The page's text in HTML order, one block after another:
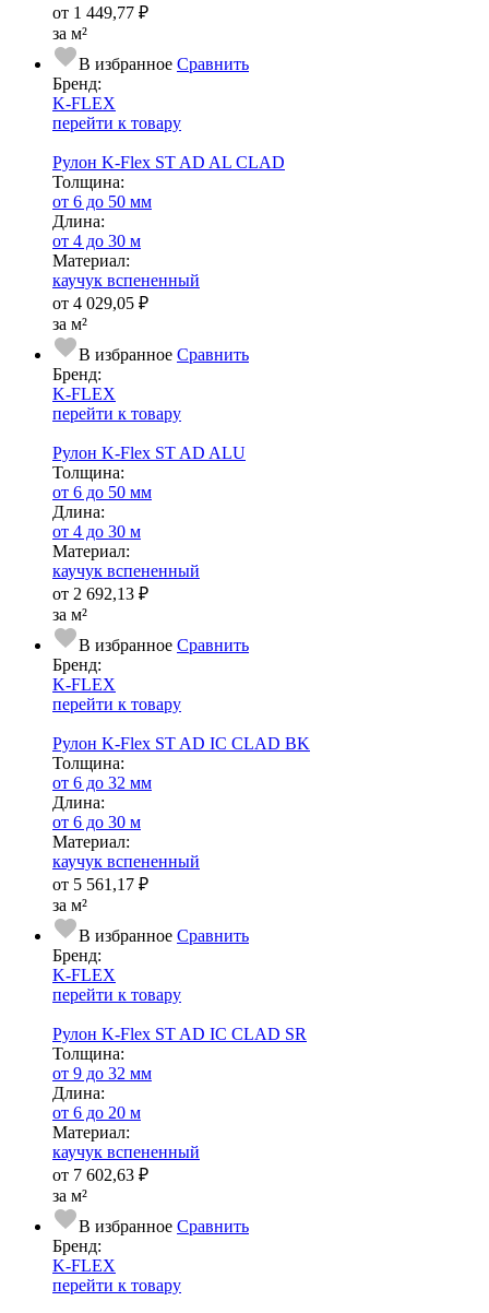
от 1 449,77 ₽
за м²
В избранное Сравнить
Бренд:
K-FLEX
перейти к товару
Рулон K-Flex ST AD AL CLAD
Тол­щи­на:
от 6 до 50 мм
Длина:
от 4 до 30 м
Ма­­те­­ри­­ал:
каучук вспененный
от 4 029,05 ₽
за м²
В избранное Сравнить
Бренд:
K-FLEX
перейти к товару
Рулон K-Flex ST AD ALU
Тол­щи­на:
от 6 до 50 мм
Длина:
от 4 до 30 м
Ма­­те­­ри­­ал:
каучук вспененный
от 2 692,13 ₽
за м²
В избранное Сравнить
Бренд:
K-FLEX
перейти к товару
Рулон K-Flex ST AD IC CLAD BK
Тол­щи­на:
от 6 до 32 мм
Длина:
от 6 до 30 м
Ма­­те­­ри­­ал:
каучук вспененный
от 5 561,17 ₽
за м²
В избранное Сравнить
Бренд:
K-FLEX
перейти к товару
Рулон K-Flex ST AD IC CLAD SR
Тол­щи­на:
от 9 до 32 мм
Длина:
от 6 до 20 м
Ма­­те­­ри­­ал:
каучук вспененный
от 7 602,63 ₽
за м²
В избранное Сравнить
Бренд:
K-FLEX
перейти к товару